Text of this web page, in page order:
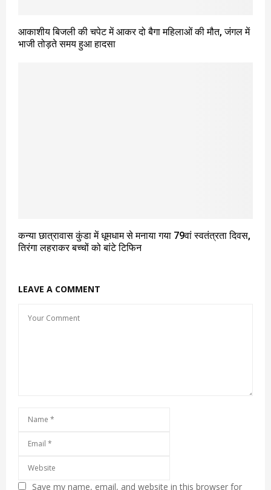
आकाशीय बिजली की चपेट में आकर दो बैगा महिलाओं की मौत, जंगल में
भाजी तोड़ते समय हुआ हादसा
कन्या छात्रावास कुंडा में धूमधाम से मनाया गया 79वां स्वतंत्रता दिवस,
तिरंगा लहराकर बच्चों को बांटे टिफिन
LEAVE A COMMENT
Save my name, email, and website in this browser for